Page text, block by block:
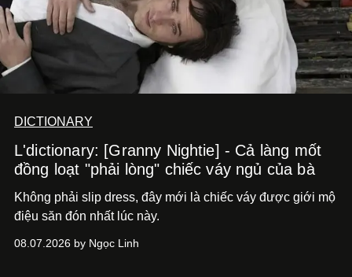
DICTIONARY
L'dictionary: [Granny Nightie] - Cả làng mốt
đồng loạt "phải lòng" chiếc váy ngủ của bà
Không phải slip dress, đây mới là chiếc váy được giới mộ
điệu săn đón nhất lúc này.
08.07.2026 by Ngọc Linh